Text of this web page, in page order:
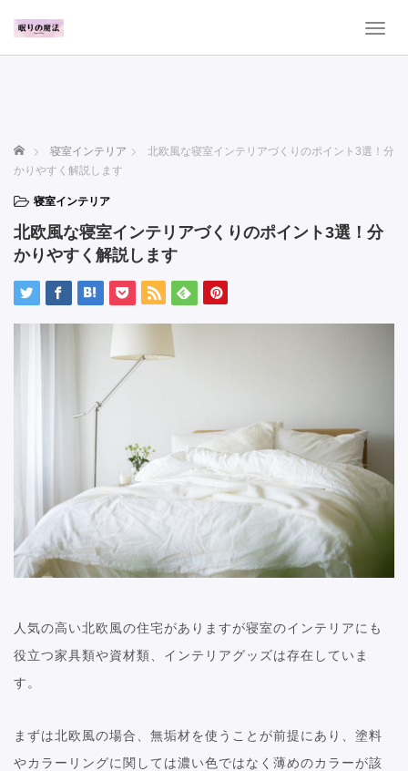
T
a
a
ホーム 寝室インテリア
北欧風な寝室インテリアづくりのポイント3選！分
かりやすく解説します
寝室インテリア
北欧風な寝室インテリアづくりのポイント3選！分
かりやすく解説します
人気の高い北欧風の住宅がありますが寝室のインテリアにも
役立つ家具類や資材類、インテリアグッズは存在していま
す。
まずは北欧風の場合、無垢材を使うことが前提にあり、塗料
やカラーリングに関しては濃い色ではなく薄めのカラーが該